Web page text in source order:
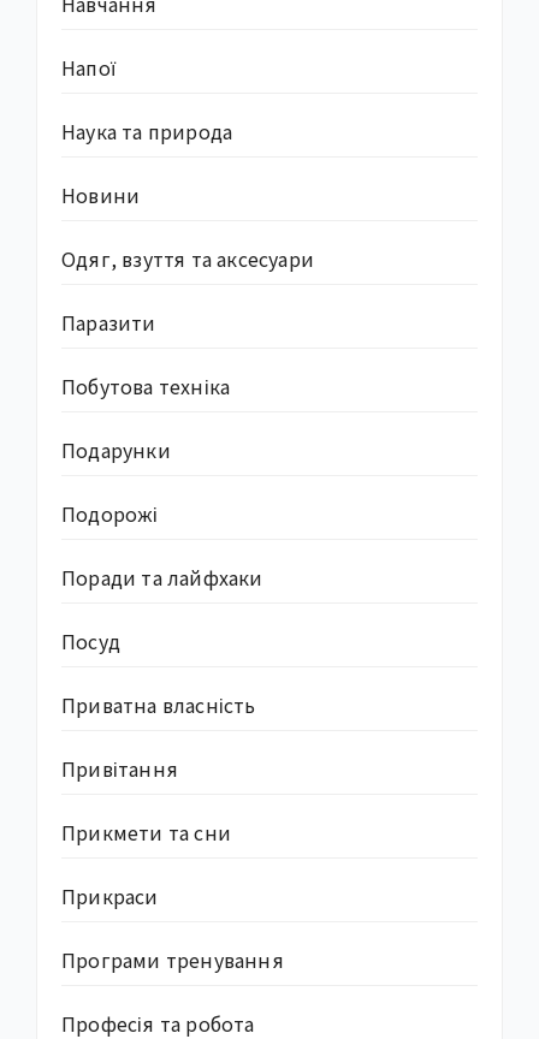
Напої
Наука та природа
Новини
Одяг, взуття та аксесуари
Паразити
Побутова техніка
Подарунки
Подорожі
Поради та лайфхаки
Посуд
Приватна власність
Привітання
Прикмети та сни
Прикраси
Програми тренування
Професія та робота